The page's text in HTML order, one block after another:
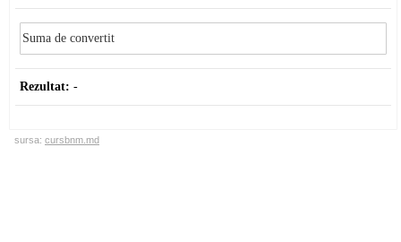
Rezultat: -
sursa: cursbnm.md